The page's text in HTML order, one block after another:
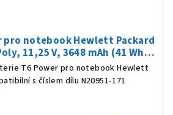
pro notebook Hewlett Packard
11,25 V, 3648 mAh (41 Wh),
černá
T6 Power pro notebook Hewlett
s číslem dílu N20951-171